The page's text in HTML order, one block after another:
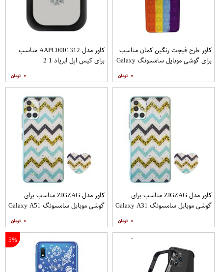
کاور طرح فیجت رنگین کمان مناسب
برای گوشی موبایل سامسونگ Galaxy
۰
کاور مدل AAPC0001312 مناسب
برای کیس اپل ایرپاد 1 2
۰
کاور مدل ZIGZAG مناسب برای
گوشی موبایل سامسونگ Galaxy A31
۰
کاور مدل ZIGZAG مناسب برای
گوشی موبایل سامسونگ Galaxy A51
۰
5%